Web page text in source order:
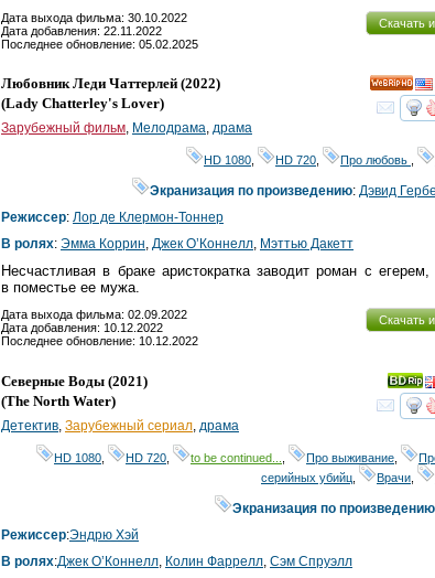
Скачать
Дата выхода фильма: 30.10.2022
Дата добавления: 22.11.2022
Последнее обновление: 05.02.2025
HD
Любовник Леди Чаттерлей (2022)
(Lady Chatterley's Lover)
Зарубежный фильм, Мелодрама, драма
HD 1080 HD 720 Про любовь
Экранизация по произведению: Дэвид
Режиссер: Лор де Клермон-Тоннер
В ролях: Эмма Коррин, Джек О’Коннелл, Мэттью Дакетт
Несчастливая в браке аристократка заводит роман с
в поместье ее мужа.
Скачать
Дата выхода фильма: 02.09.2022
Дата добавления: 10.12.2022
Последнее обновление: 10.12.2022
Северные Воды (2021)
(The North Water)
Детектив, Зарубежный сериал, драма
HD 1080 HD 720 to be continued... Про выживание
серийных убийц
Врачи
Экранизация по произведению
Режиссер:Эндрю Хэй
В ролях:Джек О’Коннелл, Колин Фаррелл, Сэм Спруэлл